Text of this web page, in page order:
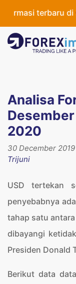
di
Analisa
2020
30 December
Trijuni
USD tertekan
penyebabnya
tahap satu
dibayangi
Presiden Donald
Berikut data